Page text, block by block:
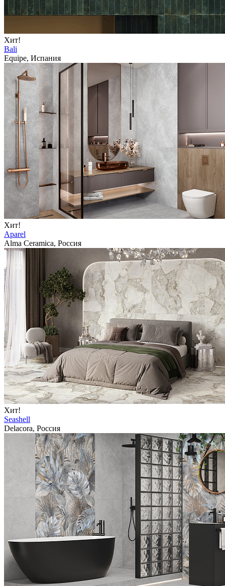
Хит!
Bali
Equipe, Испания
Хит!
Aparel
Alma Ceramica, Россия
Хит!
Seashell
Delacora, Россия